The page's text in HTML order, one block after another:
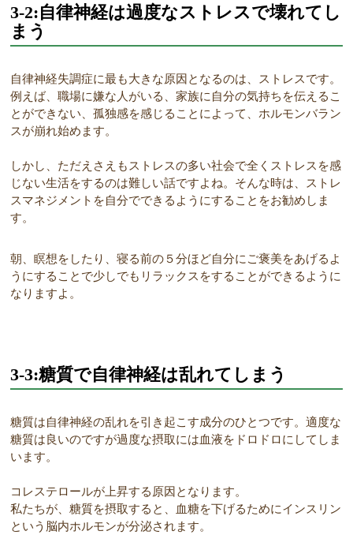
3-2:自律神経は過度なストレスで壊れてし
まう
自律神経失調症に最も大きな原因となるのは、ストレスです。
例えば、職場に嫌な人がいる、家族に自分の気持ちを伝えるこ
とができない、孤独感を感じることによって、ホルモンバラン
スが崩れ始めます。
しかし、ただえさえもストレスの多い社会で全くストレスを感
じない生活をするのは難しい話ですよね。そんな時は、ストレ
スマネジメントを自分でできるようにすることをお勧めしま
す。
朝、瞑想をしたり、寝る前の５分ほど自分にご褒美をあげるよ
うにすることで少しでもリラックスをすることができるように
なりますよ。
3-3:糖質で自律神経は乱れてしまう
糖質は自律神経の乱れを引き起こす成分のひとつです。適度な
糖質は良いのですが過度な摂取には血液をドロドロにしてしま
います。
コレステロールが上昇する原因となります。
私たちが、糖質を摂取すると、血糖を下げるためにインスリン
という脳内ホルモンが分泌されます。